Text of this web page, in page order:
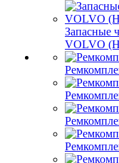
Запасные
VOLVO